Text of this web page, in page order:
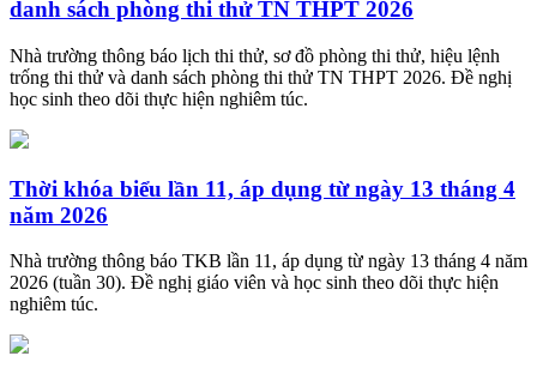
danh sách phòng thi thử TN THPT 2026
Nhà trường thông báo lịch thi thử, sơ đồ phòng thi thử, hiệu lệnh
trống thi thử và danh sách phòng thi thử TN THPT 2026. Đề nghị
học sinh theo dõi thực hiện nghiêm túc.
Thời khóa biểu lần 11, áp dụng từ ngày 13 tháng 4
năm 2026
Nhà trường thông báo TKB lần 11, áp dụng từ ngày 13 tháng 4 năm
2026 (tuần 30). Đề nghị giáo viên và học sinh theo dõi thực hiện
nghiêm túc.